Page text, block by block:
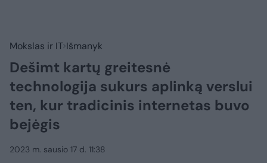
Mokslas ir IT Išmanyk
Dešimt kartų greitesnė
technologija sukurs aplinką verslui
ten, kur tradicinis internetas buvo
bejėgis
2023 m. sausio 17 d. 11:38